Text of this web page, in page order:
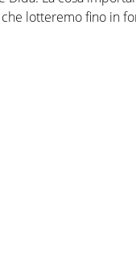
lotteremo fino in